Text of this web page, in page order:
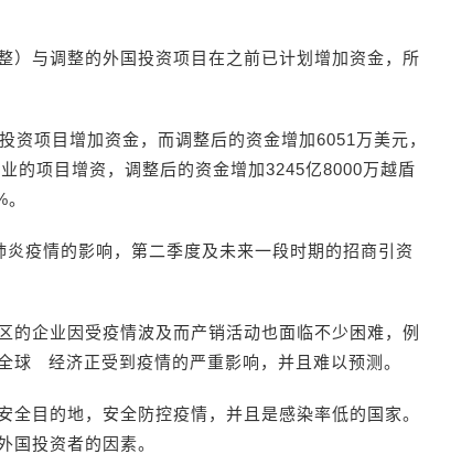
）与调整的外国投资项目在之前已计划增加资金，所
资项目增加资金，而调整后的资金增加6051万美元，
的项目增资，调整后的资金增加3245亿8000万越盾
疫情的影响，第二季度及未来一段时期的招商引资
的企业因受疫情波及而产销活动也面临不少困难，例
球 经济正受到疫情的严重影响，并且难以预测。
目的地，安全防控疫情，并且是感染率低的国家。
国投资者的因素。